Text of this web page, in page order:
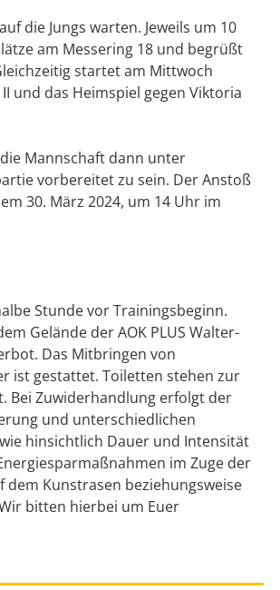
die Jungs warten. Jeweils um 10
am Messering 18 und begrüßt
startet am Mittwoch
und das Heimspiel gegen Viktoria
Mannschaft dann unter
vorbereitet zu sein. Der Anstoß
30. März 2024, um 14 Uhr im
Stunde vor Trainingsbeginn.
Gelände der AOK PLUS Walter-
Das Mitbringen von
ist gestattet. Toiletten stehen zur
Bei Zuwiderhandlung erfolgt der
und unterschiedlichen
hinsichtlich Dauer und Intensität
im Zuge der
dem Kunstrasen beziehungsweise
bitten hierbei um Euer